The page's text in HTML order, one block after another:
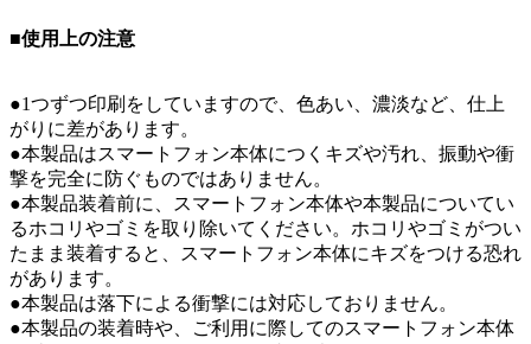
■使用上の注意
●1つずつ印刷をしていますので、色あい、濃淡など、仕上
がりに差があります。
●本製品はスマートフォン本体につくキズや汚れ、振動や衝
撃を完全に防ぐものではありません。
●本製品装着前に、スマートフォン本体や本製品についてい
るホコリやゴミを取り除いてください。ホコリやゴミがつい
たまま装着すると、スマートフォン本体にキズをつける恐れ
があります。
●本製品は落下による衝撃には対応しておりません。
●本製品の装着時や、ご利用に際してのスマートフォン本体